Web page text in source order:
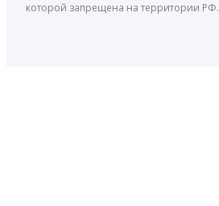
которой запрещена на территории РФ.